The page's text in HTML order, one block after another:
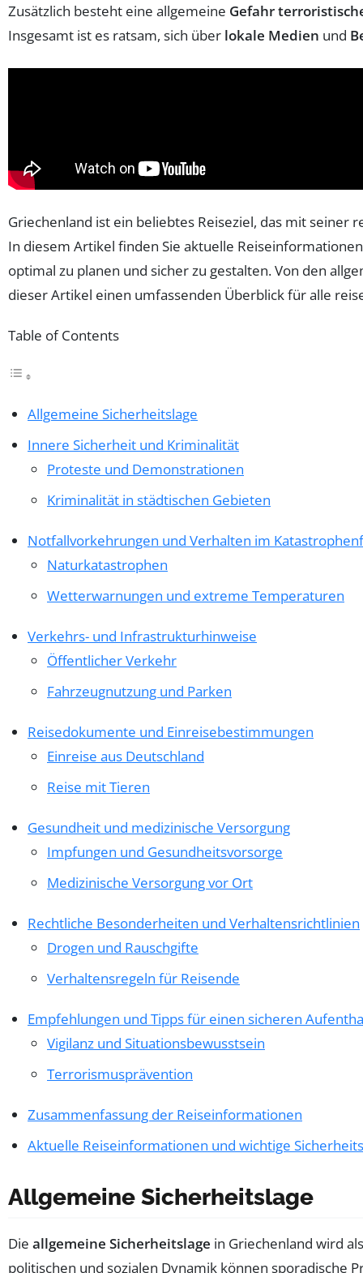
Zusätzlich besteht eine allgemeine Gefahr
Insgesamt ist es ratsam, sich über lokale Medien und
Griechenland ist ein beliebtes Reiseziel, das mit seiner
In diesem Artikel finden Sie aktuelle
optimal zu planen und sicher zu gestalten. Von den
dieser Artikel einen umfassenden Überblick für alle
Table of Contents
Allgemeine Sicherheitslage
Innere Sicherheit und Kriminalität
Proteste und Demonstrationen
Kriminalität in städtischen Gebieten
Notfallvorkehrungen und Verhalten im
Naturkatastrophen
Wetterwarnungen und extreme Temperaturen
Verkehrs- und Infrastrukturhinweise
Öffentlicher Verkehr
Fahrzeugnutzung und Parken
Reisedokumente und Einreisebestimmungen
Einreise aus Deutschland
Reise mit Tieren
Gesundheit und medizinische Versorgung
Impfungen und Gesundheitsvorsorge
Medizinische Versorgung vor Ort
Rechtliche Besonderheiten und Verhaltensrichtlinien
Drogen und Rauschgifte
Verhaltensregeln für Reisende
Empfehlungen und Tipps für einen sicheren
Vigilanz und Situationsbewusstsein
Terrorismusprävention
Zusammenfassung der Reiseinformationen
Aktuelle Reiseinformationen und wichtige
Allgemeine Sicherheitslage
Die allgemeine Sicherheitslage in Griechenland wird
politischen und sozialen Dynamik können sporadische